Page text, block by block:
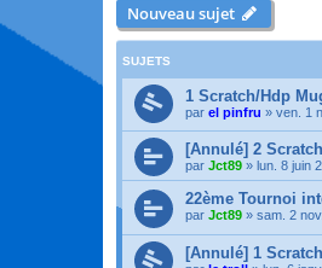
Nouveau sujet
SUJETS
1 Scratch/Hdp
par el pinfru » ven. 1
[Annulé] 2
par Jct89 » lun. 8 juin
22ème Tournoi
par Jct89 » sam. 2
[Annulé] 1